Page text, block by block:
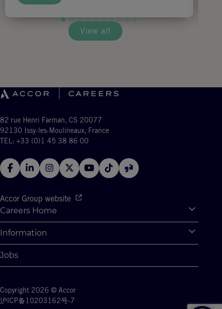
View all
82 rue Henri Farman, CS 20077
92130 Issy-les-Moulineaux, France
TEL: +33 (0)1 45 38 86 00
Accor Group website
Careers Home
Accor Tech & Digital
Why Join Accor
Student Opportunities
Student Challenges
Information
Personal Information
Cookie Settings
Contact us
Jobs
Copyright 2026 © Accor
沪ICP备10203162号-7